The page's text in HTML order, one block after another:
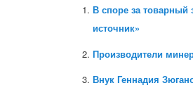
В споре за
источник»
Производители
Внук Геннадия